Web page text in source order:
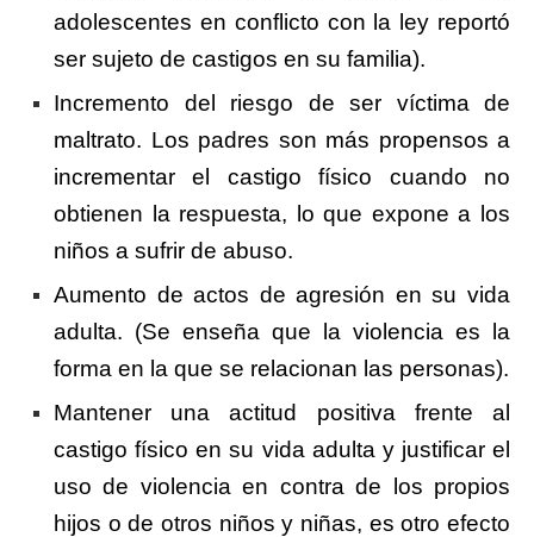
adolescentes en conflicto con la ley reportó
ser sujeto de castigos en su familia).
Incremento del riesgo de ser víctima de
maltrato. Los padres son más propensos a
incrementar el castigo físico cuando no
obtienen la respuesta, lo que expone a los
niños a sufrir de abuso.
Aumento de actos de agresión en su vida
adulta. (Se enseña que la violencia es la
forma en la que se relacionan las personas).
Mantener una actitud positiva frente al
castigo físico en su vida adulta y justificar el
uso de violencia en contra de los propios
hijos o de otros niños y niñas, es otro efecto